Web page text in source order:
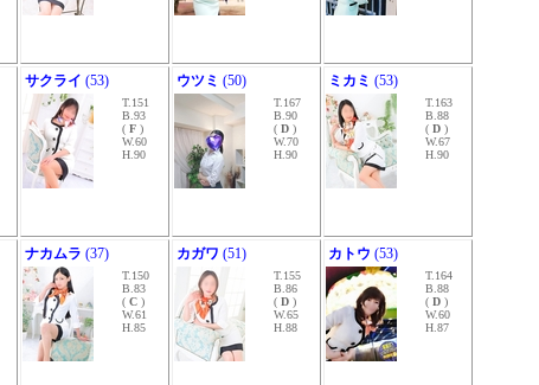
サクライ (53)
T.151
B.93
( F )
W.60
H.90
ウツミ (50)
T.167
B.90
( D )
W.70
H.90
ミカミ (53)
T.163
B.88
( D )
W.67
H.90
ナカムラ (37)
T.150
B.83
( C )
W.61
H.85
カガワ (51)
T.155
B.86
( D )
W.65
H.88
カトウ (53)
T.164
B.88
( D )
W.60
H.87